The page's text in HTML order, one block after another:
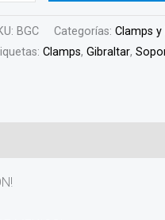
BGC Categorías: Clamps
Clamps, Gibraltar,